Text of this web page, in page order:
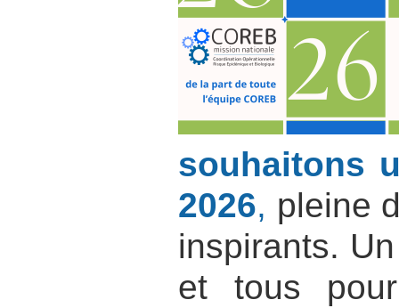
souhaitons
2026, pleine
inspirants.
et tous